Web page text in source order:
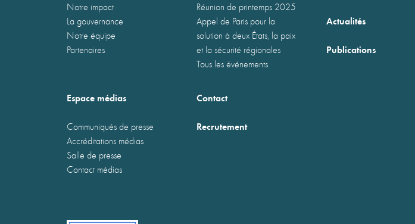
Notre impact
La gouvernance
Notre équipe
Partenaires
Réunion de printemps 2025
Appel de Paris pour la
solution à deux États, la paix
et la sécurité régionales
Tous les événements
Actualités
Publications
Espace médias
Communiqués de presse
Accréditations médias
Salle de presse
Contact médias
Contact
Recrutement